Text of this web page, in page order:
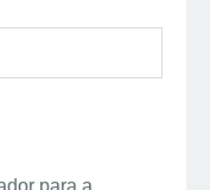
para a